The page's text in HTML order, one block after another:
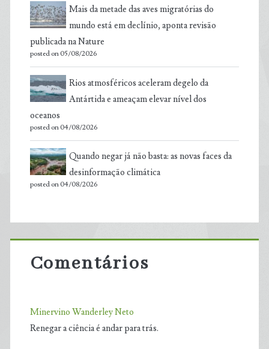
Mais da metade das aves migratórias do
mundo está em declínio, aponta revisão
publicada na Nature
posted on 05/08/2026
Rios atmosféricos aceleram degelo da
Antártida e ameaçam elevar nível dos
oceanos
posted on 04/08/2026
Quando negar já não basta: as novas faces da
desinformação climática
posted on 04/08/2026
Comentários
Minervino Wanderley Neto
Renegar a ciência é andar para trás.